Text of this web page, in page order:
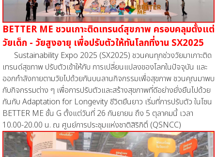
BETTER ME ชวนเกาะติดเทรนด์สุขภาพ ครอบคลุมตั้งแต่
วัยเด็ก - วัยสูงอายุ เพื่อปรับตัวให้ทันโลกที่งาน SX2025
Sustainability Expo 2025 (SX2025) ชวนคนทุกช่วงวัยมาเกาะติด
เทรนด์สุขภาพ ปรับตัวเข้าให้กับ การเปลี่ยนแปลงของโลกในปัจจุบัน และ
ออกกำลังกายตามวัยไปด้วยกันบนลานกิจกรรมเพื่อสุขภาพ ชวนคุณมาพบ
กับกิจกรรมต่าง ๆ เพื่อการปรับตัวและสร้างสุขภาพที่ดีอย่างยั่งยืนไปด้วย
กันกับ Adaptation for Longevity ชีวิตยืนยาว เริ่มที่การปรับตัว ในโซน
BETTER ME ชั้น G ตั้งแต่วันที่ 26 กันยายน ถึง 5 ตุลาคมนี้ เวลา
10.00-20.00 น. ณ ศูนย์การประชุมแห่งชาติสิริกิติ์ (QSNCC)